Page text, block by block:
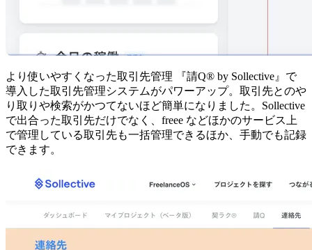
より使いやすくなった取引先管理
『請Q®︎ by Sollective』で
導入した取引先管理システムがパワーアップ。取引先とのや
り取りや検索がかつてないほど簡単になりました。Sollective
で出合った取引先だけでなく、freee などほかのサービス上
で管理している取引先も一括管理できるほか、手動でも記録
できます。